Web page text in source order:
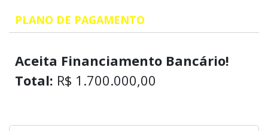
PLANO DE PAGAMENTO
Aceita Financiamento Bancário!
Total: R$ 1.700.000,00